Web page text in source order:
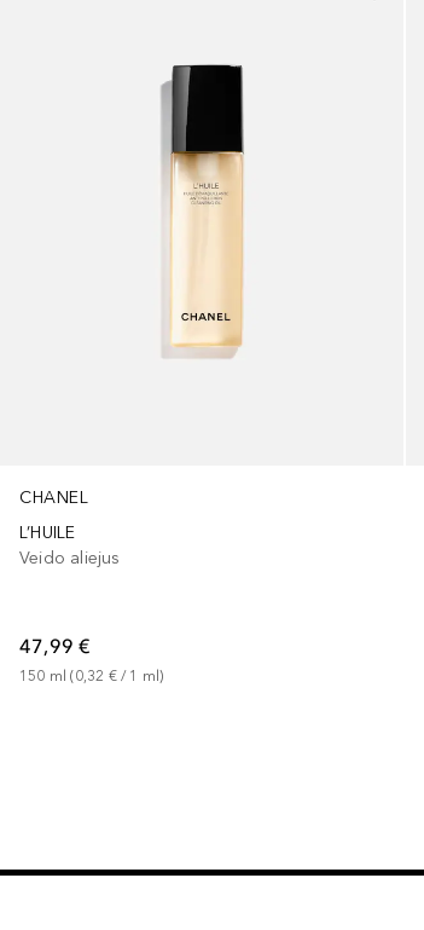
CHANEL
L’HUILE
Veido aliejus
47,99 €
150 ml (0,32 € / 1 ml)